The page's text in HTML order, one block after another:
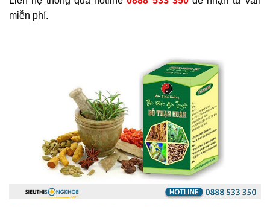
miễn phí.